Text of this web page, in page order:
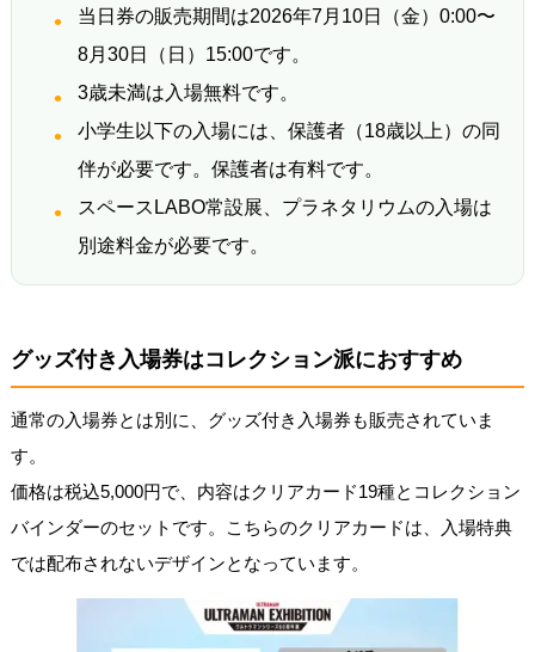
当日券の販売期間は2026年7月10日（金）0:00〜
8月30日（日）15:00です。
3歳未満は入場無料です。
小学生以下の入場には、保護者（18歳以上）の同
伴が必要です。保護者は有料です。
スペースLABO常設展、プラネタリウムの入場は
別途料金が必要です。
グッズ付き入場券はコレクション派におすすめ
通常の入場券とは別に、グッズ付き入場券も販売されていま
す。
価格は税込5,000円で、内容はクリアカード19種とコレクション
バインダーのセットです。こちらのクリアカードは、入場特典
では配布されないデザインとなっています。